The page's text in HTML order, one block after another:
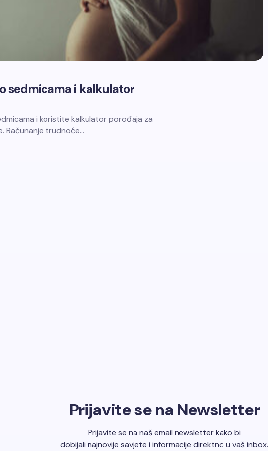
sedmicama i kalkulator
i koristite kalkulator porođaja za
Računanje trudnoće…
Prijavite se na Newsletter
Prijavite se na naš email newsletter kako bi
dobijali najnovije savjete i informacije direktno u vaš inbox.